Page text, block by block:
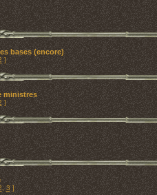
bases (encore)
]
ministres
]
,3]